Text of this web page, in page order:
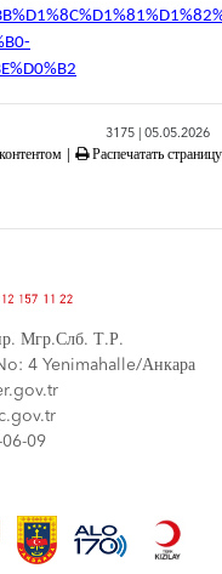
3175 | 05.05.2026
Распечатать страницу
Мгр.Слб. Т.Р.
4 Yenimahalle/Анкара
09